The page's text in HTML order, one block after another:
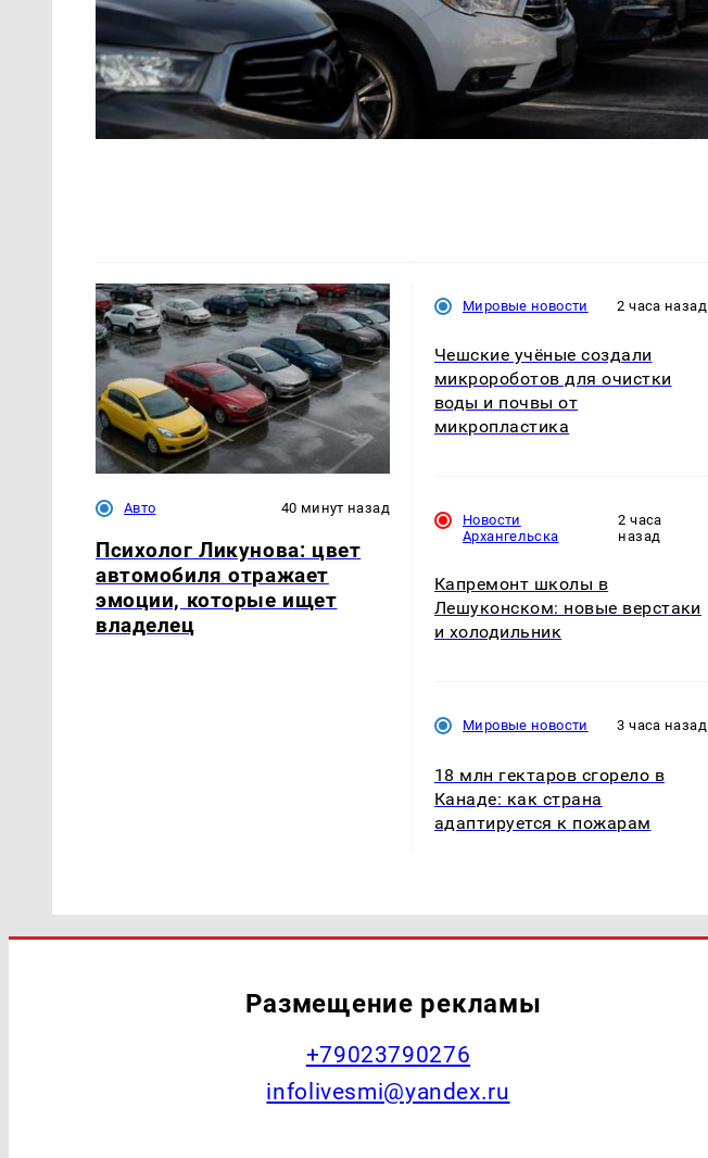
Авто 40 минут назад
Психолог Ликунова: цвет
автомобиля отражает
эмоции, которые ищет
владелец
Мировые новости 2 часа назад
Чешские учёные создали
микророботов для очистки
воды и почвы от
микропластика
Новости
Архангельска
2 часа
назад
Капремонт школы в
Лешуконском: новые верстаки
и холодильник
Мировые новости 3 часа назад
18 млн гектаров сгорело в
Канаде: как страна
адаптируется к пожарам
Размещение рекламы
+79023790276
infolivesmi@yandex.ru